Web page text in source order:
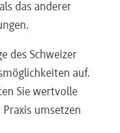
das anderer
des Schweizer
auf.
Sie wertvolle
umsetzen